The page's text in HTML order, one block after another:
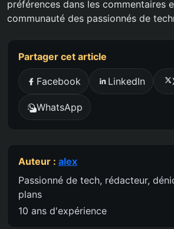
préférences dans les commentaires
communauté des passionnés de
Partager cet article
Facebook LinkedIn
WhatsApp
Auteur : alex
Passionné de tech, rédacteur,
plans
10 ans d'expérience